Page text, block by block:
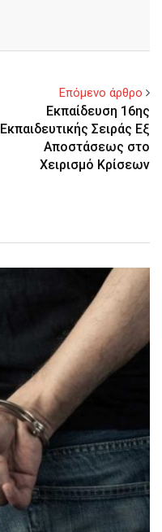
Επόμενο άρθρο
Εκπαίδευση 16ης
Εκπαιδευτικής Σειράς Εξ
Αποστάσεως στο
Χειρισμό Κρίσεων